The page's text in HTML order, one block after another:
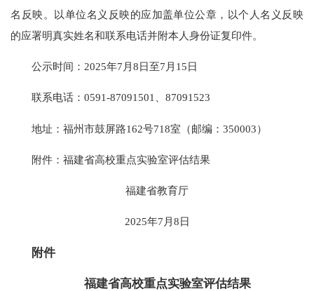
名反映。以单位名义反映的应加盖单位公章，以个人名义反映
的应署明真实姓名和联系电话并附本人身份证复印件。
公示时间：2025年7月8日至7月15日
联系电话：0591-87091501、87091523
地址：福州市鼓屏路162号718室（邮编：350003）
附件：福建省高校重点实验室评估结果
福建省教育厅
2025年7月8日
附件
福建省高校重点实验室评估结果